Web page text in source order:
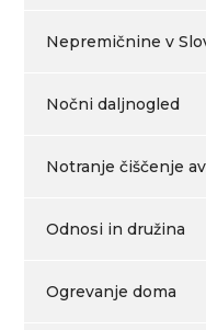
Nepremičnine v
Nočni daljnogled
Notranje čiščenje
Odnosi in družina
Ogrevanje doma